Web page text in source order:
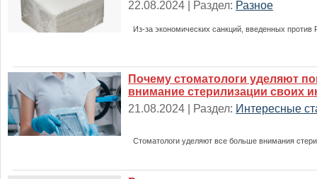
22.08.2024 | Раздел: Разное
Из-за экономических санкций, введенных против
Почему стоматологи уделяют
внимание стерилизации своих
21.08.2024 | Раздел: Интересные
Стоматологи уделяют все больше внимания